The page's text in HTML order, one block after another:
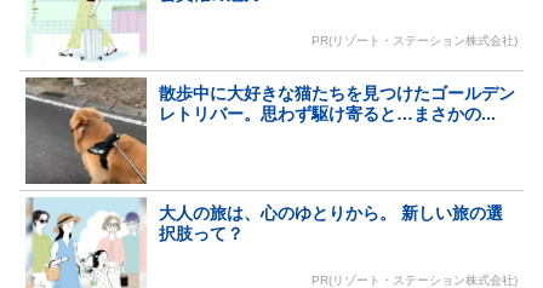
PR(リゾート・ステーション株式会社)
散歩中に大好きな猫たちを見つけたゴールデン
レトリバー。思わず駆け寄ると…まさかの...
大人の旅は、心のゆとりから。 新しい旅の選
択肢って？
PR(リゾート・ステーション株式会社)